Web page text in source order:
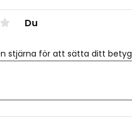
Du
stjärna för att sätta ditt betyg